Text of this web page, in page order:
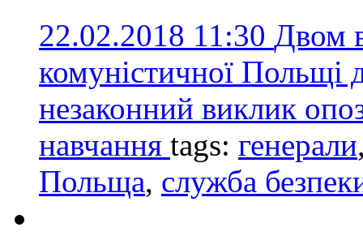
22.02.2018 11:30 Двом
комуністичної Польщі
незаконний виклик
навчання tags: генерали
Польща, служба